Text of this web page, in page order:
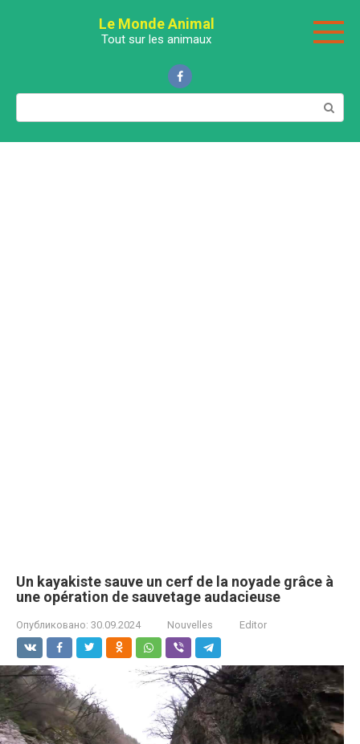
Le Monde Animal
Tout sur les animaux
Поиск:
Un kayakiste sauve un cerf de la noyade grâce à
une opération de sauvetage audacieuse
Опубликовано: 30.09.2024 Nouvelles Editor